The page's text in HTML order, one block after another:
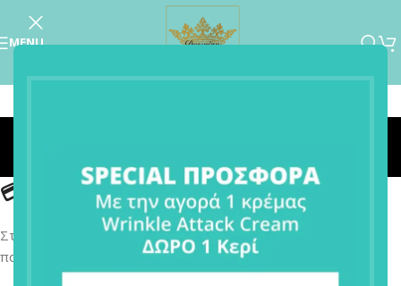
MENU
Home/ Τρόποι πληρωμής
💳 Τρόποι Πληρωμής
Στο Desmira Beauty μπορείτε να ολοκληρώσετε την
παραγγελία σας με τους παρακάτω τρόπους πληρωμής: